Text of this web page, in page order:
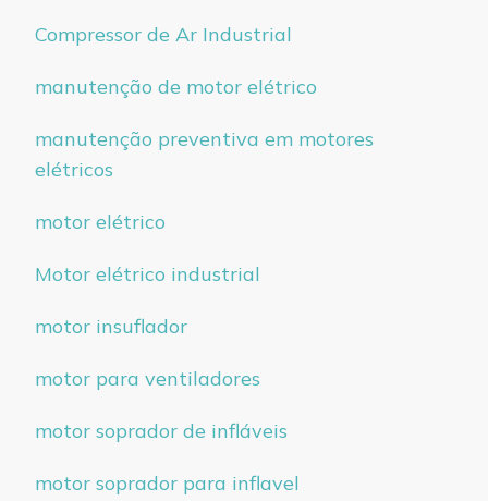
Compressor de Ar Industrial
manutenção de motor elétrico
manutenção preventiva em motores
elétricos
motor elétrico
Motor elétrico industrial
motor insuflador
motor para ventiladores
motor soprador de infláveis
motor soprador para inflavel